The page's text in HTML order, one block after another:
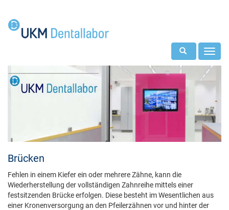
Toggle search
Brücken
Fehlen in einem Kiefer ein oder mehrere Zähne, kann die
Wiederherstellung der vollständigen Zahnreihe mittels einer
festsitzenden Brücke erfolgen. Diese besteht im Wesentlichen aus
einer Kronenversorgung an den Pfeilerzähnen vor und hinter der